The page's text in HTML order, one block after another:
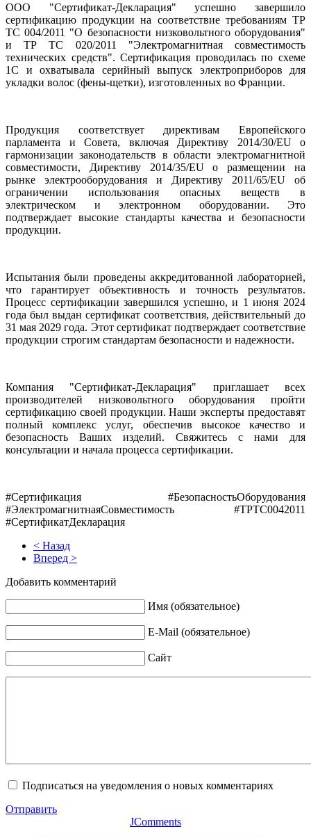
ООО "Сертификат-Декларация" успешно завершило
сертификацию продукции на соответствие требованиям ТР
ТС 004/2011 "О безопасности низковольтного оборудования"
и ТР ТС 020/2011 "Электромагнитная совместимость
технических средств". Сертификация проводилась по схеме
1С и охватывала серийный выпуск электроприборов для
укладки волос (фены-щетки), изготовленных во Франции.
Продукция соответствует директивам Европейского
парламента и Совета, включая Директиву 2014/30/EU о
гармонизации законодательств в области электромагнитной
совместимости, Директиву 2014/35/EU о размещении на
рынке электрооборудования и Директиву 2011/65/EU об
ограничении использования опасных веществ в
электрическом и электронном оборудовании. Это
подтверждает высокие стандарты качества и безопасности
продукции.
Испытания были проведены аккредитованной лабораторией,
что гарантирует объективность и точность результатов.
Процесс сертификации завершился успешно, и 1 июня 2024
года был выдан сертификат соответствия, действительный до
31 мая 2029 года. Этот сертификат подтверждает соответствие
продукции строгим стандартам безопасности и надежности.
Компания "Сертификат-Декларация" приглашает всех
производителей низковольтного оборудования пройти
сертификацию своей продукции. Наши эксперты предоставят
полный комплекс услуг, обеспечив высокое качество и
безопасность Ваших изделий. Свяжитесь с нами для
консультации и начала процесса сертификации.
#Сертификация #БезопасностьОборудования
#ЭлектромагнитнаяСовместимость #ТРТС0042011
#СертификатДекларация
< Назад
Вперед >
Добавить комментарий
Имя (обязательное)
E-Mail (обязательное)
Сайт
Подписаться на уведомления о новых комментариях
Отправить
JComments